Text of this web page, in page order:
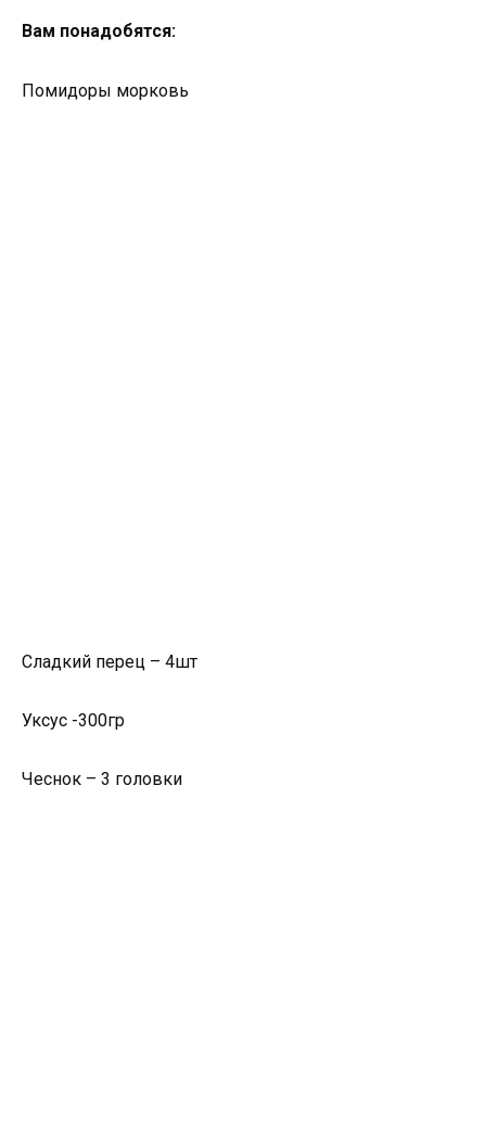
Вам понадобятся:
Помидоры морковь
Сладкий перец – 4шт
Уксус -300гр
Чеснок – 3 головки